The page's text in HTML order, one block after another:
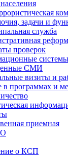
задачи и
служба
проверок
системы
СМИ
визиты и
в программах и
приемная
о КСП